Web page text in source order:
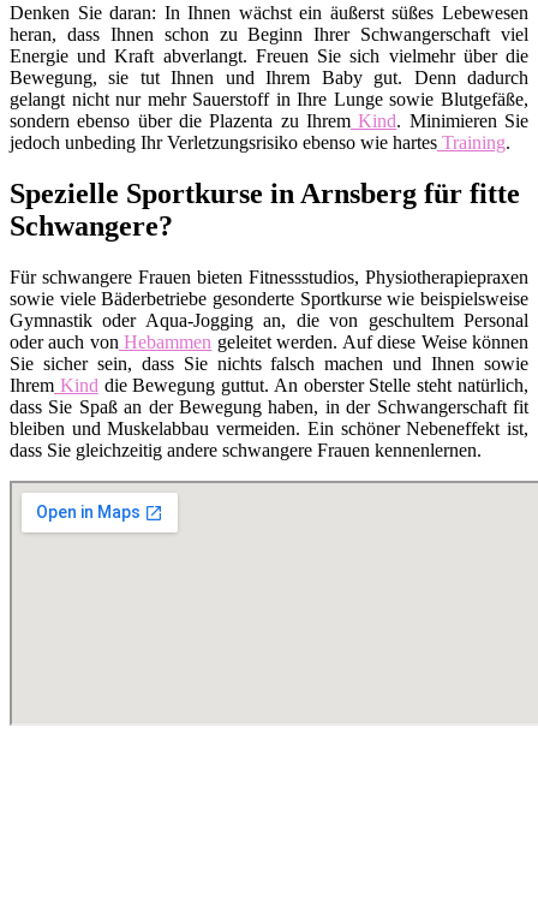
Denken Sie daran: In Ihnen wächst ein äußerst süßes Lebewesen
heran, dass Ihnen schon zu Beginn Ihrer Schwangerschaft viel
Energie und Kraft abverlangt. Freuen Sie sich vielmehr über die
Bewegung, sie tut Ihnen und Ihrem Baby gut. Denn dadurch
gelangt nicht nur mehr Sauerstoff in Ihre Lunge sowie Blutgefäße,
sondern ebenso über die Plazenta zu Ihrem Kind. Minimieren Sie
jedoch unbeding Ihr Verletzungsrisiko ebenso wie hartes Training.
Spezielle Sportkurse in Arnsberg für fitte
Schwangere?
Für schwangere Frauen bieten Fitnessstudios, Physiotherapiepraxen
sowie viele Bäderbetriebe gesonderte Sportkurse wie beispielsweise
Gymnastik oder Aqua-Jogging an, die von geschultem Personal
oder auch von Hebammen geleitet werden. Auf diese Weise können
Sie sicher sein, dass Sie nichts falsch machen und Ihnen sowie
Ihrem Kind die Bewegung guttut. An oberster Stelle steht natürlich,
dass Sie Spaß an der Bewegung haben, in der Schwangerschaft fit
bleiben und Muskelabbau vermeiden. Ein schöner Nebeneffekt ist,
dass Sie gleichzeitig andere schwangere Frauen kennenlernen.